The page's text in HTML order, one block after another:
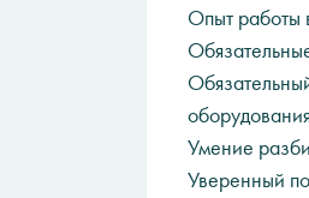
Опыт работы
Умение
Уверенный